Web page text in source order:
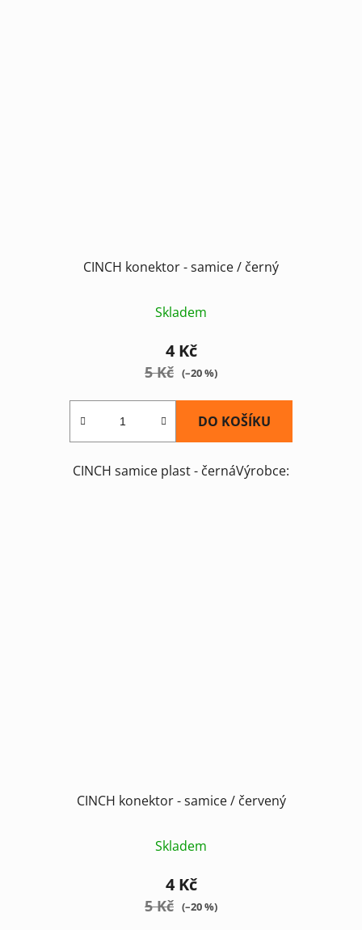
CINCH konektor - samice / černý
Skladem
4 Kč
5 Kč (–20 %)
DO KOŠÍKU
CINCH samice plast - černáVýrobce:
CINCH konektor - samice / červený
Skladem
4 Kč
5 Kč (–20 %)